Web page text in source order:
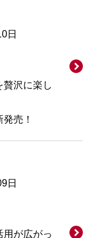
日
贅沢に楽し
売！
日
用が広がっ